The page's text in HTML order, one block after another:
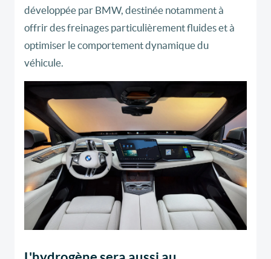
développée par BMW, destinée notamment à
offrir des freinages particulièrement fluides et à
optimiser le comportement dynamique du
véhicule.